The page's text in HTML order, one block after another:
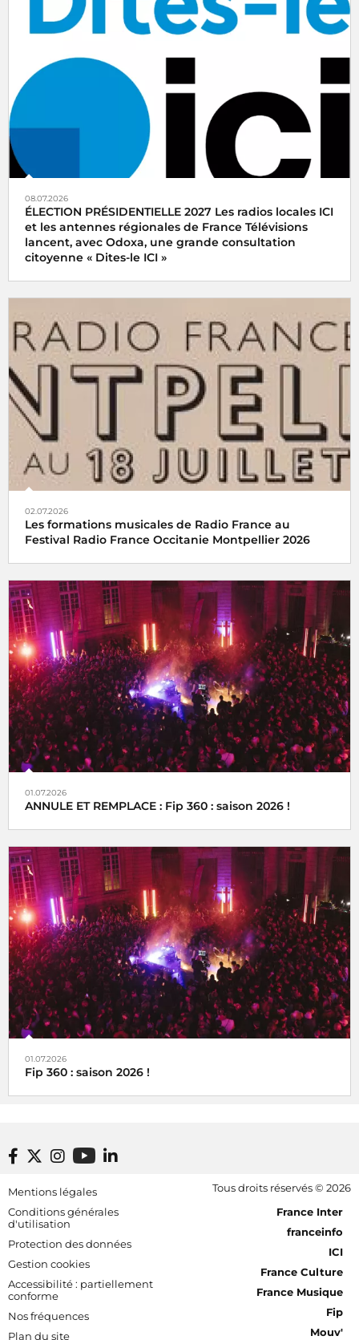
08.07.2026
ÉLECTION PRÉSIDENTIELLE 2027 Les radios locales ICI
et les antennes régionales de France Télévisions
lancent, avec Odoxa, une grande consultation
citoyenne « Dites-le ICI »
02.07.2026
Les formations musicales de Radio France au
Festival Radio France Occitanie Montpellier 2026
01.07.2026
ANNULE ET REMPLACE : Fip 360 : saison 2026 !
01.07.2026
Fip 360 : saison 2026 !
Footer bottom
Mentions légales
Conditions générales
d'utilisation
Protection des données
Gestion cookies
Accessibilité : partiellement
conforme
Nos fréquences
Plan du site
Tous droits réservés © 2026
[RDF] Pied de page - Mobile
France Inter
franceinfo
ICI
France Culture
France Musique
Fip
Mouv'